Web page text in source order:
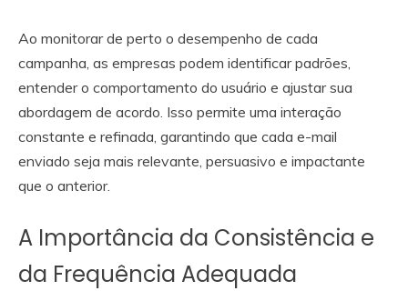
Ao monitorar de perto o desempenho de cada
campanha, as empresas podem identificar padrões,
entender o comportamento do usuário e ajustar sua
abordagem de acordo. Isso permite uma interação
constante e refinada, garantindo que cada e-mail
enviado seja mais relevante, persuasivo e impactante
que o anterior.
A Importância da Consistência e
da Frequência Adequada